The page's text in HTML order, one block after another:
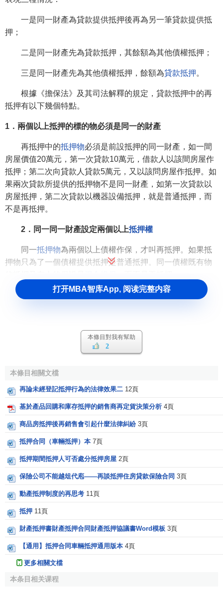
一是同一財產為貸款提供抵押後再為另一筆貸款提供抵
押；
二是同一財產先為貸款抵押，其餘額為其他債權抵押；
三是同一財產先為其他債權抵押，餘額為貸款抵押。
根據《擔保法》及其司法解釋的規定，貸款抵押中的再
抵押有以下幾個特點。
1．兩個以上抵押的標的物必須是同一的財產
再抵押中的抵押物必須是前設抵押的同一財產，如一間
房屋價值20萬元，第一次貸款10萬元，借款人以該間房屋作
抵押；第二次向貸款人貸款5萬元，又以該問房屋作抵押。如
果兩次貸款所提供的抵押物不是同一財產，如第一次貸款以
房屋抵押，第二次貸款以機器設備抵押，就是普通抵押，而
不是再抵押。
2．同一同一財產設定兩個以上抵押權
同一抵押物為兩個以上債權作保，才叫再抵押。如果抵
押物只為了一個債權提供抵押是普通抵押。同一債權既有物
3．數個抵押權在抵押物價值上無重疊
此，雖然以同一財產抵押，但數個抵押對抵押物價值不發生
重疊。再抵押的這一特點，使之區別於重覆抵押
重疊。有些學者認為，只要當事人自願約定重覆抵押，就應
當允許，因為前設抵押的債權人如果從債務人處實現債權，
後設抵押的債權人仍可實現抵押債權，且能充分發揮抵押擔
保的功能，但我國目前禁止重覆抵押。
在再抵押中，兩個以上抵押債權可以全部是
抵押債權都是貸款債權 ，但其中必須有一個是貸款債權
然就不能稱之為貸抵押。
超值再抵押是否有效問題
借款人或者第三人所有的某一財產，前面已經設定抵
押，又用它為後生債權抵押，必須還有足夠的價值。若該財
論的是超值再抵押是否有效問題。
打开MBA智库App, 阅读完整内容
本條目對我有幫助
2
本條目相關文檔
再論未經登記抵押行為的法律效果二 12頁
基於產品回購和庫存抵押的銷售商再定貨決策分析 4頁
商品房抵押後再銷售會引起什麼法律糾紛 3頁
抵押合同（車輛抵押）本 7頁
抵押期間抵押人可否處分抵押房屋 2頁
保險公司不能越俎代庖——再談抵押住房貸款保險合同 3頁
動產抵押制度的再思考 11頁
抵押 11頁
財產抵押書財產抵押合同財產抵押協議書Word模板 3頁
【通用】抵押合同車輛抵押通用版本 4頁
更多相關文檔
本条目相关课程